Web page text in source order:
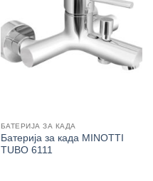
БАТЕРИЈА ЗА КАДА
Батерија за када MINOTTI
TUBO 6111